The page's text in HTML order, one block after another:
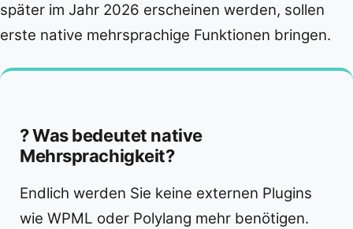
später im Jahr 2026 erscheinen werden, sollen
erste native mehrsprachige Funktionen bringen.
? Was bedeutet native
Mehrsprachigkeit?
Endlich werden Sie keine externen Plugins
wie WPML oder Polylang mehr benötigen.